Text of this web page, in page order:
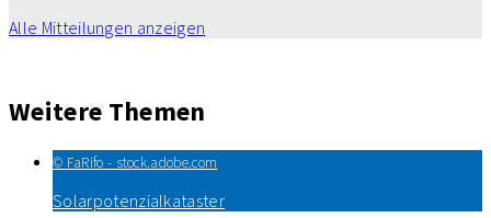
Alle Mitteilungen anzeigen
Weitere Themen
© FaRifo - stock.adobe.com
Solarpotenzialkataster